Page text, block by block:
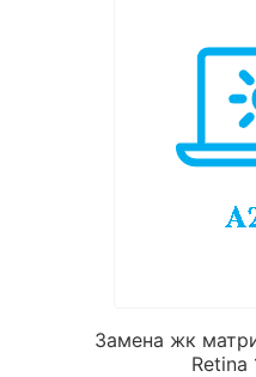
Замена жк
Retina